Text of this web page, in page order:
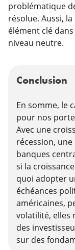
problématique
résolue. Aussi,
élément clé
niveau neutre.
Conclusion
En somme, le
pour nos
Avec une
récession,
banques
si la
quoi adopter
échéances
américaines,
volatilité, elles
des
sur des